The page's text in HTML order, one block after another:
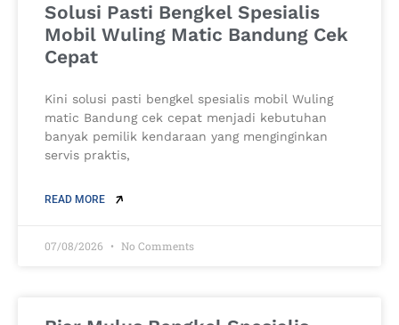
Solusi Pasti Bengkel Spesialis
Mobil Wuling Matic Bandung Cek
Cepat
Kini solusi pasti bengkel spesialis mobil Wuling
matic Bandung cek cepat menjadi kebutuhan
banyak pemilik kendaraan yang menginginkan
servis praktis,
READ MORE
07/08/2026 No Comments